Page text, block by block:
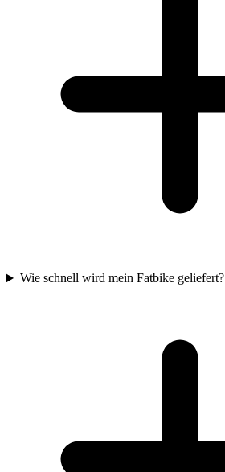
Wie schnell wird mein Fatbike geliefert?